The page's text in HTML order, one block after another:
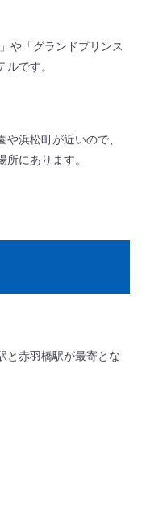
や「グランドプリンス
ルです。
浜松町が近いので、
にあります。
と赤羽橋駅が最寄とな